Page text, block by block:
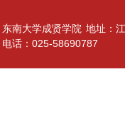
东南大学成贤学院 地址：
电话：025-58690787